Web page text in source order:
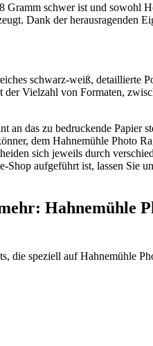
schwer ist und sowohl
Dank der herausragenden
schwarz-weiß, detaillierte
Vielzahl von Formaten,
das zu bedruckende Papier
dem Hahnemühle Photo
sich jeweils durch
aufgeführt ist, lassen Sie
speziell auf Hahnemühle